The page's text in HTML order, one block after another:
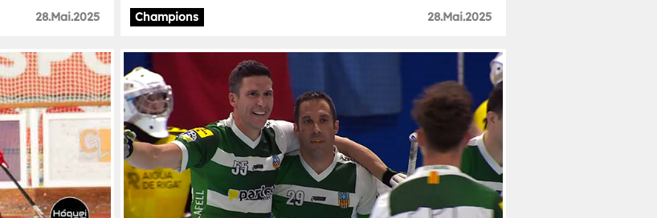
28.Mai.2025
Champions
28.Mai.2025